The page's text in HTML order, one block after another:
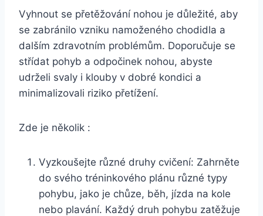
Vyhnout se přetěžování nohou je důležité, aby
se zabránilo vzniku namoženého chodidla a
dalším zdravotním problémům. Doporučuje se
střídat pohyb a odpočinek nohou, abyste
udrželi svaly i klouby v dobré kondici a
minimalizovali riziko přetížení.
Zde je několik :
Vyzkoušejte různé druhy cvičení: Zahrněte
do svého tréninkového plánu různé typy
pohybu, jako je chůze, běh, jízda na kole
nebo plavání. Každý druh pohybu zatěžuje